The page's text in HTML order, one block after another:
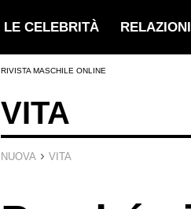
LE CELEBRITÀ RELAZIONI
RIVISTA MASCHILE ONLINE
VITA
NUOVA › VITA